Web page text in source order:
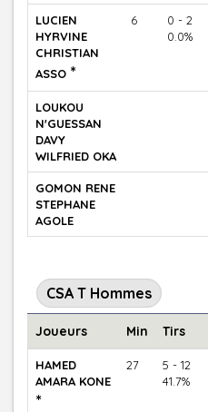
LUCIEN
HYRVINE
CHRISTIAN
ASSO *
6
0 - 2
0.0%
LOUKOU
N'GUESSAN
DAVY
WILFRIED OKA
GOMON RENE
STEPHANE
AGOLE
CSA T Hommes
Joueurs Min Tirs
HAMED
AMARA KONE
*
27
5 - 12
41.7%